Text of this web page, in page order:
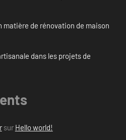
matière de rénovation de maison
dans les projets de
sur Hello world!